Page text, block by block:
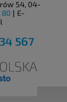
54, 04-
80 | E-
567